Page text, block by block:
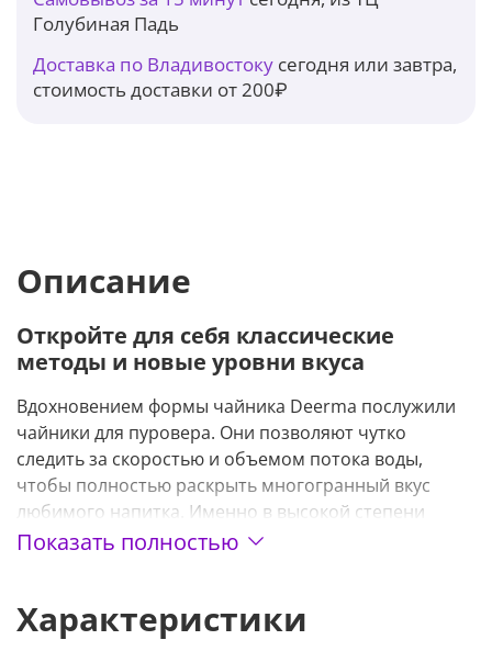
Голубиная Падь
Доставка по Владивостоку сегодня или завтра,
стоимость доставки от 200₽
Описание
Откройте для себя классические
методы и новые уровни вкуса
Вдохновением формы чайника Deerma послужили
чайники для пуровера. Они позволяют чутко
следить за скоростью и объемом потока воды,
чтобы полностью раскрыть многогранный вкус
любимого напитка. Именно в высокой степени
контроля над процессом приготовления
вкусов чая, кофе или других напитков.
Показать полностью
Характеристики